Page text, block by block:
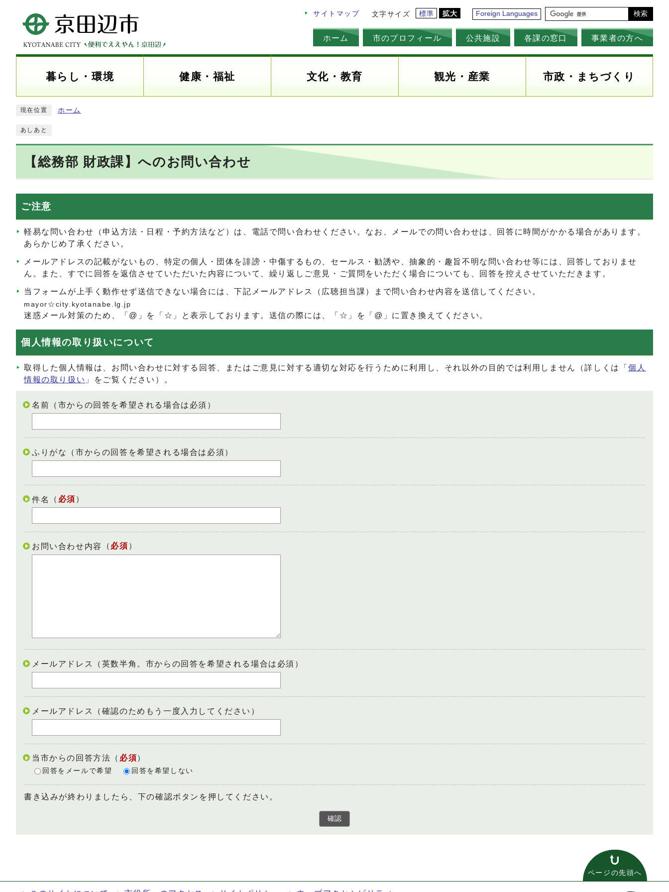
サイトマップ 文字サイズ 標準 拡大 Foreign Languages 検索
ホーム 市のプロフィール 公共施設 各課の窓口 事業者の方へ
暮らし・環境 健康・福祉 文化・教育 観光・産業 市政・まちづくり
現在位置 ホーム
あしあと
【総務部 財政課】へのお問い合わせ
ご注意
軽易な問い合わせ（申込方法・日程・予約方法など）は、電話で問い合わせください。なお、メールでの問い合わせは、回答に時間がかかる場合があります。
あらかじめ了承ください。
メールアドレスの記載がないもの、特定の個人・団体を誹謗・中傷するもの、セールス・勧誘や、抽象的・趣旨不明な問い合わせ等には、回答しておりませ
ん。また、すでに回答を返信させていただいた内容について、繰り返しご意見・ご質問をいただく場合についても、回答を控えさせていただきます。
当フォームが上手く動作せず送信できない場合には、下記メールアドレス（広聴担当課）まで問い合わせ内容を送信してください。
mayor☆city.kyotanabe.lg.jp
迷惑メール対策のため、「@」を「☆」と表示しております。送信の際には、「☆」を「@」に置き換えてください。
個人情報の取り扱いについて
取得した個人情報は、お問い合わせに対する回答、またはご意見に対する適切な対応を行うために利用し、それ以外の目的では利用しません（詳しくは「個人
情報の取り扱い 」をご覧ください）。
名前（市からの回答を希望される場合は必須）
ふりがな（市からの回答を希望される場合は必須）
件名 （ 必須 ）
お問い合わせ内容 （ 必須 ）
メールアドレス（英数半角。市からの回答を希望される場合は必須）
メールアドレス（確認のためもう一度入力してください）
当市からの回答方法 （ 必須）
回答をメールで希望 回答を希望しない
書き込みが終わりましたら、下の確認ボタンを押してください。
確認
ページの先頭へ